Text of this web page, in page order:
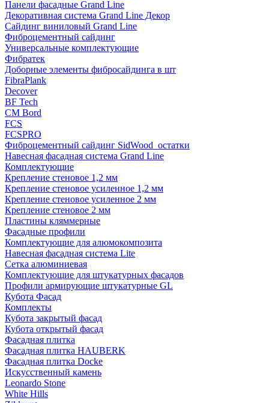
Панели фасадные Grand Line
Декоративная система Grand Line Декор
Сайдинг виниловый Grand Line
Фиброцементный сайдинг
Универсальные комплектующие
Фибратек
Доборные элементы фибросайдинга в шт
FibraPlank
Decover
BF Tech
CM Bord
FCS
FCSPRO
Фиброцементный сайдинг SidWood_остатки
Навесная фасадная система Grand Line
Комплектующие
Крепление стеновое 1,2 мм
Крепление стеновое усиленное 1,2 мм
Крепление стеновое усиленное 2 мм
Крепление стеновое 2 мм
Пластины кляммерные
Фасадные профили
Комплектующие для алюмокомпозита
Навесная фасадная система Lite
Сетка алюминиевая
Комплектующие для штукатурных фасадов
Профили армирующие штукатурные GL
Кубота Фасад
Комплекты
Кубота закрытый фасад
Кубота открытый фасад
Фасадная плитка
Фасадная плитка HAUBERK
Фасадная плитка Docke
Искусственный камень
Leonardo Stone
White Hills